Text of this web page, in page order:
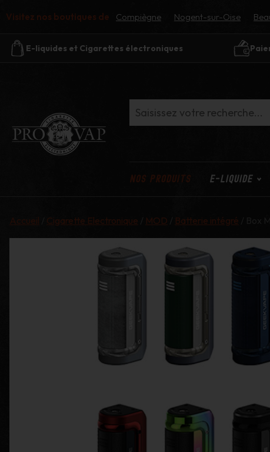
Visitez nos boutiques de Compiègne Nogent-sur-Oise
E-liquides et Cigarettes électroniques
NOS PRODUITS E-LIQUIDE
Accueil Cigarette Electronique MOD Batterie intégré